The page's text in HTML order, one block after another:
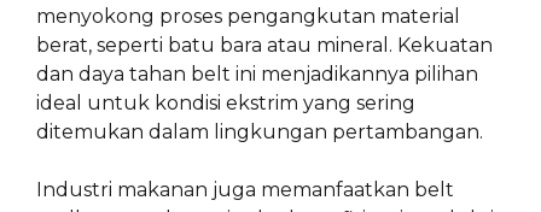
menyokong proses pengangkutan material
berat, seperti batu bara atau mineral. Kekuatan
dan daya tahan belt ini menjadikannya pilihan
ideal untuk kondisi ekstrim yang sering
ditemukan dalam lingkungan pertambangan.
Industri makanan juga memanfaatkan belt